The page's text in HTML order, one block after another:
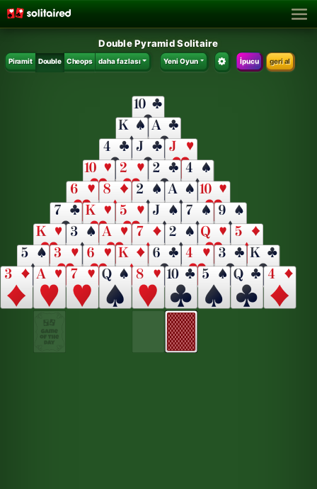
Double Pyramid Solitaire
Piramit Double Cheops daha fazlası Yeni Oyun İpucu geri al